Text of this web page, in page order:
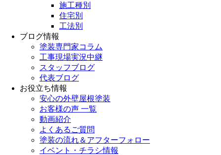
施工種別
住宅別
工法別
ブログ情報
塗装専門家コラム
工事現場実況中継
スタッフブログ
代表ブログ
お役立ち情報
安心の外壁屋根塗装
お客様の声 一覧
動画紹介
よくあるご質問
塗装の流れ＆アフターフォロー
イベント・チラシ情報